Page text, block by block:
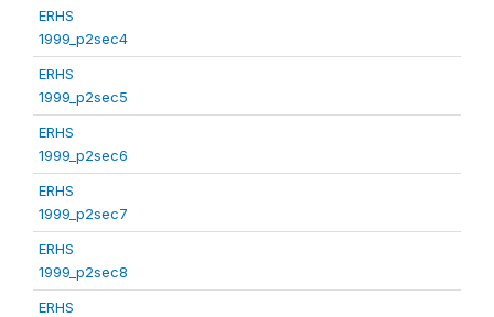
ERHS
1999_p2sec4
ERHS
1999_p2sec5
ERHS
1999_p2sec6
ERHS
1999_p2sec7
ERHS
1999_p2sec8
ERHS